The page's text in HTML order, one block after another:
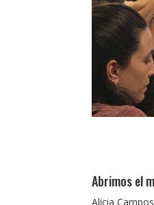
Abrimos el
Alicia